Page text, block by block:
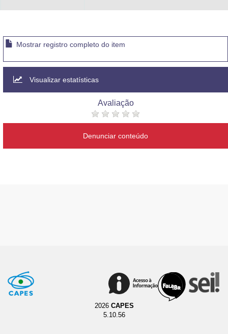
Mostrar registro completo do item
Visualizar estatísticas
Avaliação
Denunciar conteúdo
2026 CAPES
5.10.56